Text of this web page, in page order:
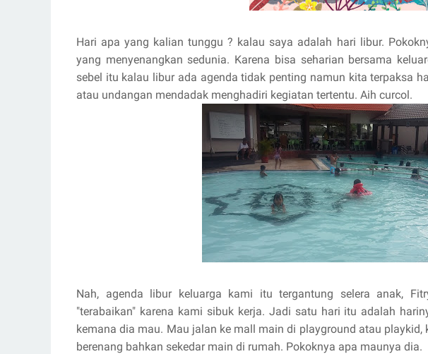
Hari apa yang kalian tunggu ? kalau saya adalah hari libur.
yang menyenangkan sedunia. Karena bisa seharian bersama
sebel itu kalau libur ada agenda tidak penting namun kita terpaksa
atau undangan mendadak menghadiri kegiatan tertentu. Aih curcol.
Nah, agenda libur keluarga kami itu tergantung selera anak,
"terabaikan" karena kami sibuk kerja. Jadi satu hari itu adalah
kemana dia mau. Mau jalan ke mall main di playground atau playkid,
berenang bahkan sekedar main di rumah. Pokoknya apa maunya dia.